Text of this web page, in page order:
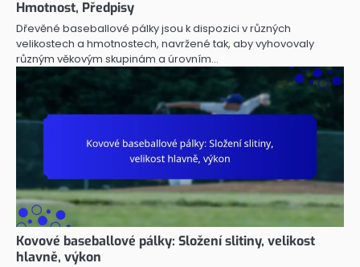
Hmotnost, Předpisy
Dřevěné baseballové pálky jsou k dispozici v různých
velikostech a hmotnostech, navržené tak, aby vyhovovaly
různým věkovým skupinám a úrovním…
Kovové baseballové pálky: Složení slitiny, velikost
hlavně, výkon